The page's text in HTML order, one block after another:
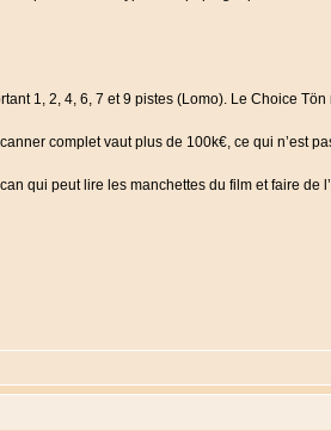
1, 2, 4, 6, 7 et 9 pistes (Lomo). Le Choice
complet vaut plus de 100k€, ce qui n’est
qui peut lire les manchettes du film et faire de